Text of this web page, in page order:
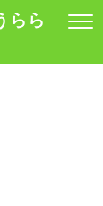
らら